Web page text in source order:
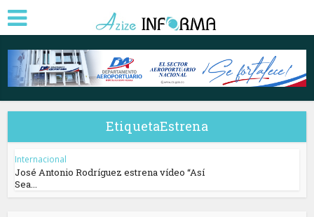
EtiquetaEstrena
Internacional
José Antonio Rodríguez estrena vídeo “Así
Sea...